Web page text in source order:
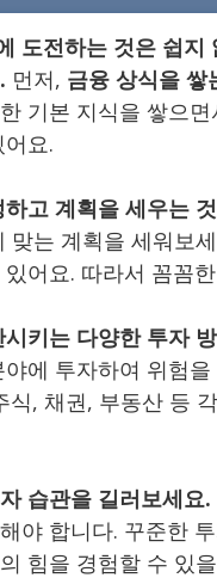
도전하는 것은 쉽
먼저, 금융 상식을 쌓
기본 지식을 쌓으
요.
고 계획을 세우는
맞는 계획을 세워보
어요. 따라서 꼼꼼
키는 다양한 투자
에 투자하여 위험
식, 채권, 부동산 등
습관을 길러보세요.
야 합니다. 꾸준한
힘을 경험할 수 있